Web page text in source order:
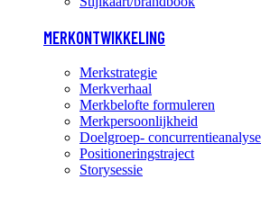
MERKONTWIKKELING
Merkstrategie
Merkverhaal
Merkbelofte formuleren
Merkpersoonlijkheid
Doelgroep- concurrentieanalyse
Positioneringstraject
Storysessie